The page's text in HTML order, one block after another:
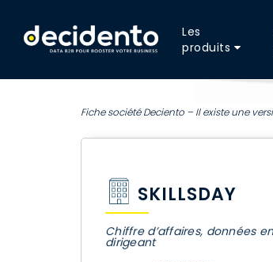
Les
produits
Fiche société Deciento – Il existe une
SKILLSDAY
Chiffre d’affaires, données
dirigeant